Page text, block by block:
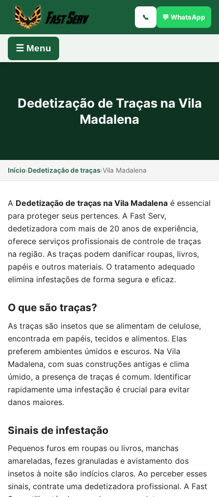
📞 💬 WhatsApp
☰ Menu
Dedetização de Traças na Vila
Madalena
Início›Dedetização de traças›Vila Madalena
A Dedetização de traças na Vila Madalena é essencial
para proteger seus pertences. A Fast Serv,
dedetizadora com mais de 20 anos de experiência,
oferece serviços profissionais de controle de traças
na região. As traças podem danificar roupas, livros,
papéis e outros materiais. O tratamento adequado
elimina infestações de forma segura e eficaz.
O que são traças?
As traças são insetos que se alimentam de celulose,
encontrada em papéis, tecidos e alimentos. Elas
preferem ambientes úmidos e escuros. Na Vila
Madalena, com suas construções antigas e clima
úmido, a presença de traças é comum. Identificar
rapidamente uma infestação é crucial para evitar
danos maiores.
Sinais de infestação
Pequenos furos em roupas ou livros, manchas
amareladas, fezes granuladas e avistamento dos
insetos à noite são indícios claros. Ao perceber esses
sinais, contrate uma dedetizadora profissional. A Fast